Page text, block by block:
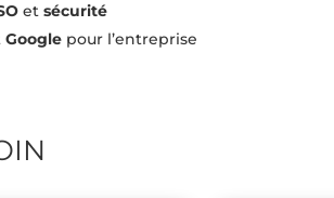
etsécurité
Google pour l’entreprise